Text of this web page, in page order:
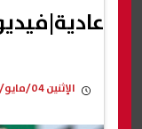
الإثنين 04/مايو/2026 - 09:21 م